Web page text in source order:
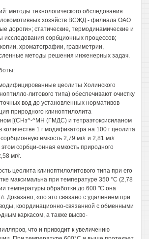
методы технологического обследования
хозяйств ВСЖД - филиала ОАО
дороги»; статические, термодинамические и
исследования сорбционных процессов;
хроматографии, гравиметрии,
методы решения инженерных задач.
цеолиты Холинского
литового типа) обеспечивают очистку
вод до установленных нормативов
природного клиноптилолита
[(СНз^-^МН (ГМДС) и тетраэтоксисиланом
1 г модификатора на 100 г цеолита
емкость 2,79 мг/г и 2,81 мг/г
сорбци-онная емкость природного
мг/г.
цеолита клиноптилолитового типа при его
максимальна при температуре 350 °С (2,78
температуры обработки до 600 "С она
Доказано, «по это связано с удалением при
координационно-связанной с обменными
каркасом, а также высво-
что и приводит к увеличению